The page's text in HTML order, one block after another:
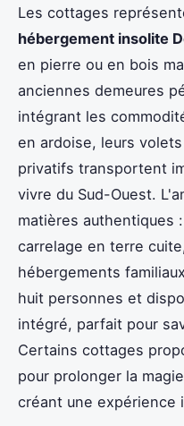
Les cottages
hébergement insolite
en pierre ou en bois
anciennes demeures
intégrant les
en ardoise, leurs
privatifs transportent
vivre du Sud-Ouest.
matières authentiques
carrelage en terre
hébergements
huit personnes et
intégré, parfait pour
Certains cottages
pour prolonger la
créant une expérience